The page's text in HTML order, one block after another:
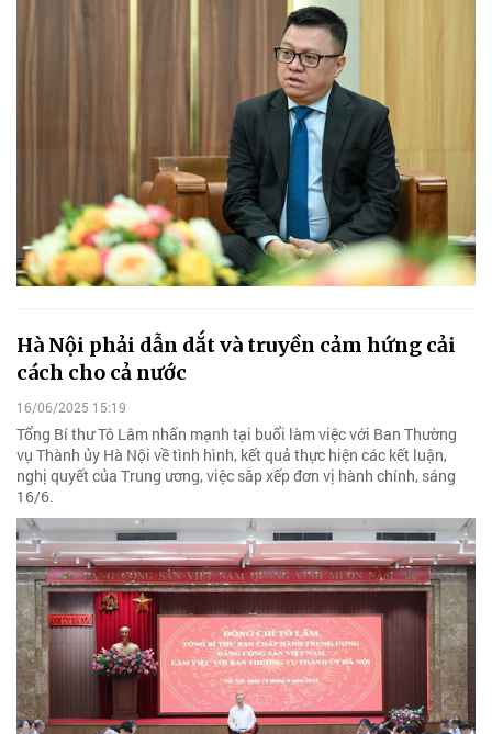
Hà Nội phải dẫn dắt và truyền cảm hứng cải
cách cho cả nước
16/06/2025 15:19
Tổng Bí thư Tô Lâm nhấn mạnh tại buổi làm việc với Ban Thường
vụ Thành ủy Hà Nội về tình hình, kết quả thực hiện các kết luận,
nghị quyết của Trung ương, việc sắp xếp đơn vị hành chính, sáng
16/6.